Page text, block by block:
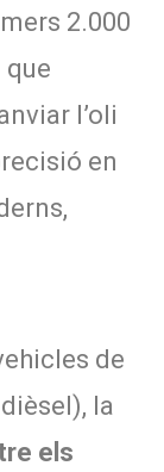
2.000
que
l’oli
en
de
la
els